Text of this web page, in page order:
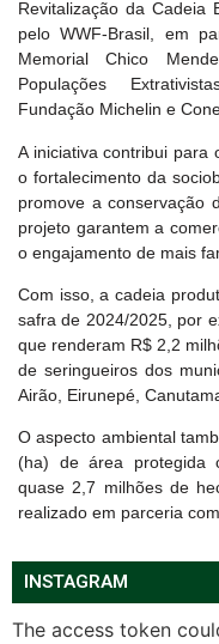
Revitalização da Cadeia
pelo WWF-Brasil, em
Memorial Chico
Populações
Fundação Michelin e
A iniciativa contribui para
o fortalecimento da
promove a conservação
projeto garantem a
o engajamento de mais
Com isso, a cadeia
safra de 2024/2025, por
que renderam R$ 2,2
de seringueiros dos
Airão, Eirunepé,
O aspecto ambiental
(ha) de área protegida
quase 2,7 milhões de
realizado em parceria
INSTAGRAM
The access token